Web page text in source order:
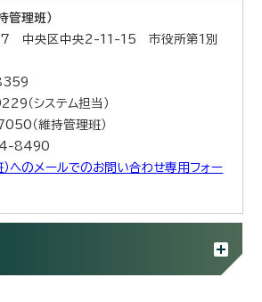
管理班）
中央区中央2-11-15 市役所第1別
（システム担当）
（維持管理班）
8490
）へのメールでのお問い合わせ専用フォー